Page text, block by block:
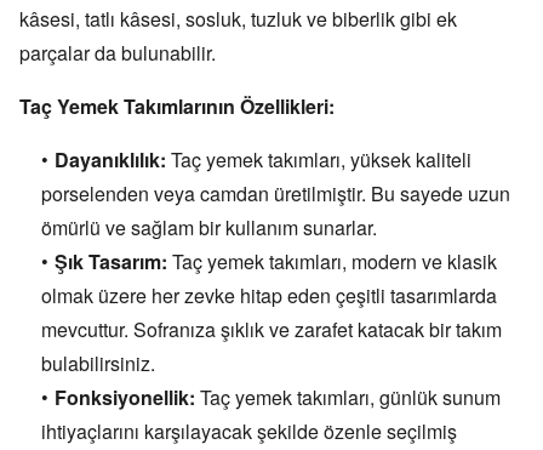
kâsesi, tatlı kâsesi, sosluk, tuzluk ve biberlik gibi ek
parçalar da bulunabilir.
Taç Yemek Takımlarının Özellikleri:
Dayanıklılık: Taç yemek takımları, yüksek kaliteli
porselenden veya camdan üretilmiştir. Bu sayede uzun
ömürlü ve sağlam bir kullanım sunarlar.
Şık Tasarım: Taç yemek takımları, modern ve klasik
olmak üzere her zevke hitap eden çeşitli tasarımlarda
mevcuttur. Sofranıza şıklık ve zarafet katacak bir takım
bulabilirsiniz.
Fonksiyonellik: Taç yemek takımları, günlük sunum
ihtiyaçlarını karşılayacak şekilde özenle seçilmiş